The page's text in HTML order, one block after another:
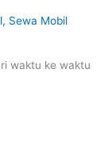
, Sewa Mobil
waktu ke waktu